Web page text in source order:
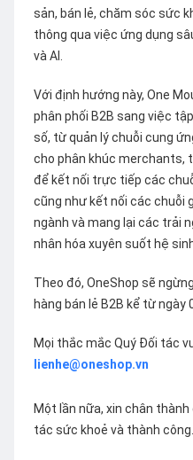
sản, bán lẻ, chăm sóc sức
thông qua việc ứng dụng
và AI.
Với định hướng này, One
phân phối B2B sang việc
số, từ quản lý chuỗi cung
cho phân khúc merchants,
để kết nối trực tiếp các
cũng như kết nối các chuỗi
ngành và mang lại các trải
nhân hóa xuyên suốt hệ
Theo đó, OneShop sẽ
hàng bán lẻ B2B kể từ ngày
Mọi thắc mắc Quý Đối tác
lienhe@oneshop.vn
Một lần nữa, xin chân
tác sức khoẻ và thành công.